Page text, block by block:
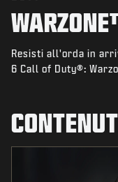
NEGOZIO
ASSISTENZA
ACCEDI|REGISTRATI
Resisti all'orda in
6 Call of Duty®: